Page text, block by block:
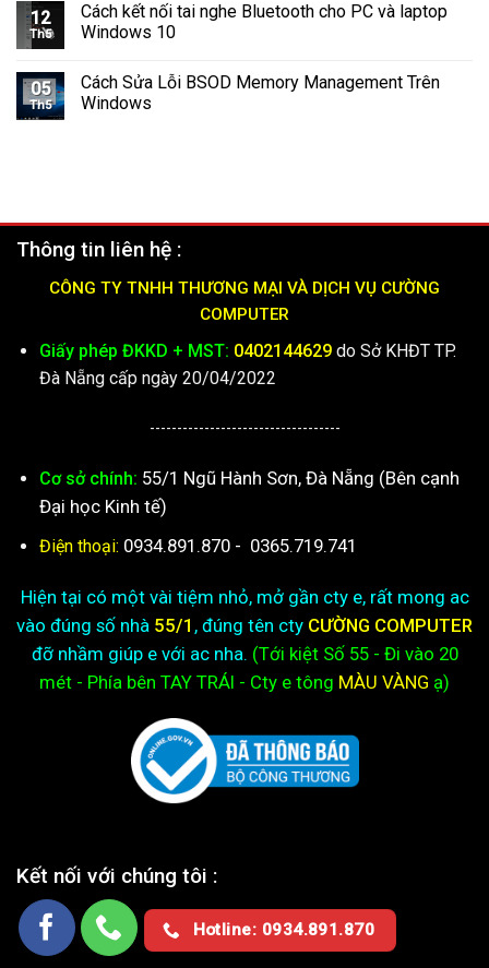
và
12
Th5
Cách kết nối tai nghe Bluetooth cho PC và laptop
Windows 10
05
Th5
Cách Sửa Lỗi BSOD Memory Management Trên
Windows
Thông tin liên hệ :
CÔNG TY TNHH THƯƠNG MẠI VÀ DỊCH VỤ CƯỜNG
COMPUTER
Giấy phép ĐKKD + MST: 0402144629do Sở KHĐT TP.
Đà Nẵng cấp ngày 20/04/2022
-----------------------------------
Cơ sở chính: 55/1 Ngũ Hành Sơn, Đà Nẵng (Bên cạnh
Đại học Kinh tế)
Điện thoại: 0934.891.870 - 0365.719.741
Hiện tại có một vài tiệm nhỏ, mở gần cty e, rất mong ac
vào đúng số nhà 55/1 , đúng tên cty CƯỜNG COMPUTER
đỡ nhầm giúp e với ac nha. (Tới kiệtSố 55 - Đi vào 20
mét - Phía bên TAY TRÁI - Cty e tông MÀU VÀNG ạ)
Kết nối với chúng tôi :
Hotline: 0934.891.870